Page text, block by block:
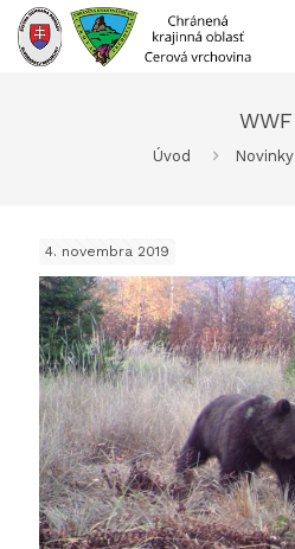
Prejsť
obsah
WWF
Úvod Novinky
4. novembra 2019